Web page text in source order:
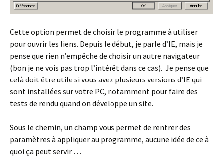
Cette option permet de choisir le programme à utiliser
pour ouvrir les liens. Depuis le début, je parle d’IE, mais je
pense que rien n’empêche de choisir un autre navigateur
(bon je ne vois pas trop l’intérêt dans ce cas). Je pense que
celà doit être utile si vous avez plusieurs versions d’IE qui
sont installées sur votre PC, notamment pour faire des
tests de rendu quand on développe un site.
Sous le chemin, un champ vous permet de rentrer des
paramètres à appliquer au programme, aucune idée de ce à
quoi ça peut servir …